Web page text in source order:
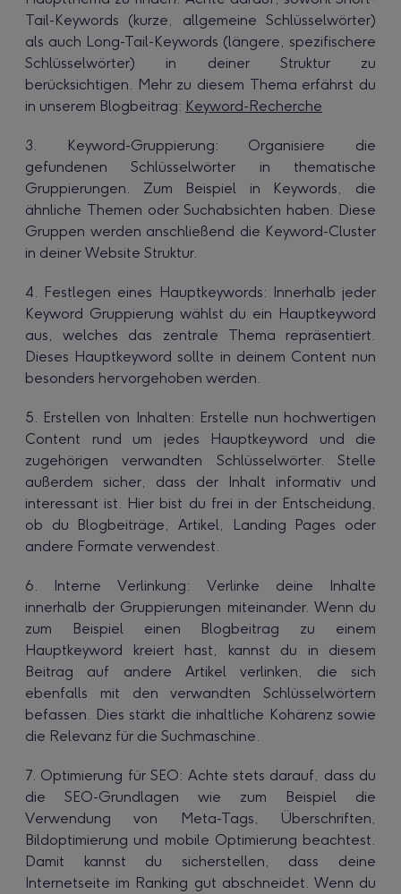
Tail-Keywords (kurze, allgemeine Schlüsselwörter)
als auch Long-Tail-Keywords (längere, spezifischere
Schlüsselwörter) in deiner Struktur zu
berücksichtigen. Mehr zu diesem Thema erfährst du
in unserem Blogbeitrag: Keyword-Recherche
3. Keyword-Gruppierung: Organisiere die
gefundenen Schlüsselwörter in thematische
Gruppierungen. Zum Beispiel in Keywords, die
ähnliche Themen oder Suchabsichten haben. Diese
Gruppen werden anschließend die Keyword-Cluster
in deiner Website Struktur.
4. Festlegen eines Hauptkeywords: Innerhalb jeder
Keyword Gruppierung wählst du ein Hauptkeyword
aus, welches das zentrale Thema repräsentiert.
Dieses Hauptkeyword sollte in deinem Content nun
besonders hervorgehoben werden.
5. Erstellen von Inhalten: Erstelle nun hochwertigen
Content rund um jedes Hauptkeyword und die
zugehörigen verwandten Schlüsselwörter. Stelle
außerdem sicher, dass der Inhalt informativ und
interessant ist. Hier bist du frei in der Entscheidung,
ob du Blogbeiträge, Artikel, Landing Pages oder
andere Formate verwendest.
6. Interne Verlinkung: Verlinke deine Inhalte
innerhalb der Gruppierungen miteinander. Wenn du
zum Beispiel einen Blogbeitrag zu einem
Hauptkeyword kreiert hast, kannst du in diesem
Beitrag auf andere Artikel verlinken, die sich
ebenfalls mit den verwandten Schlüsselwörtern
befassen. Dies stärkt die inhaltliche Kohärenz sowie
die Relevanz für die Suchmaschine.
7. Optimierung für SEO: Achte stets darauf, dass du
die SEO-Grundlagen wie zum Beispiel die
Verwendung von Meta-Tags, Überschriften,
Bildoptimierung und mobile Optimierung beachtest.
Damit kannst du sicherstellen, dass deine
Internetseite im Ranking gut abschneidet. Wenn du